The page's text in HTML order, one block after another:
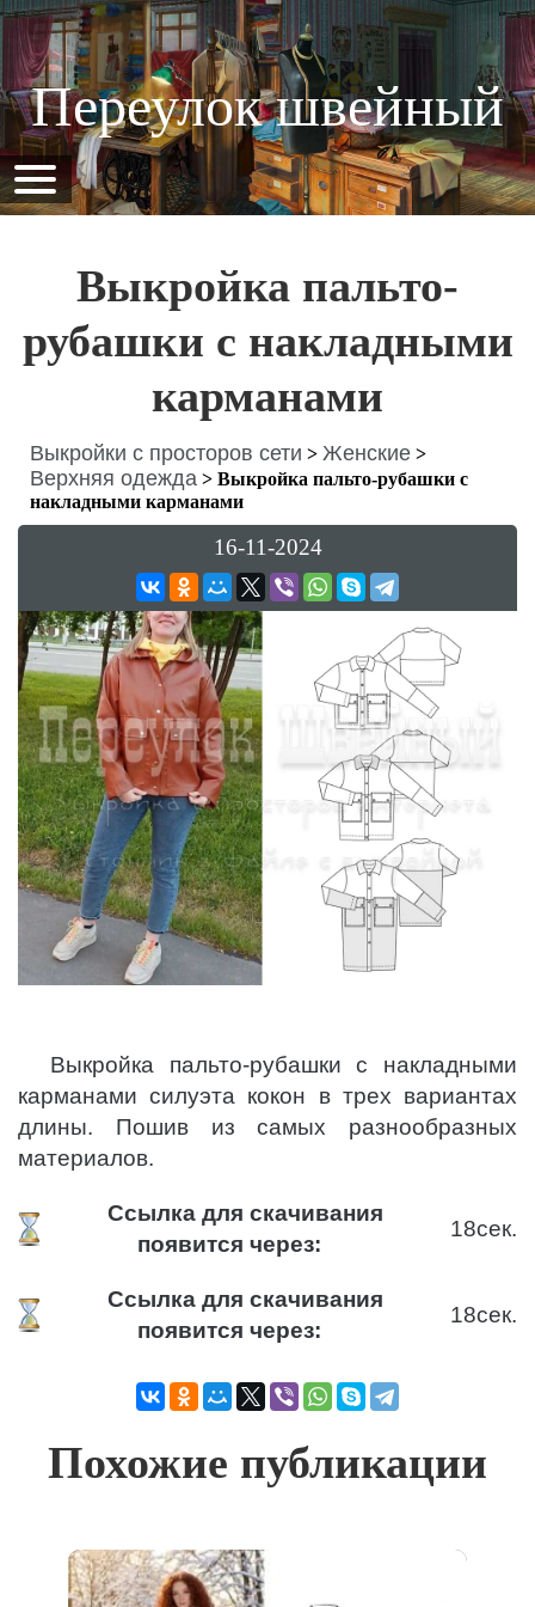
Переулок швейный
Выкройка пальто-
рубашки с накладными
карманами
Выкройки с просторов сети > Женские >
Верхняя одежда > Выкройка пальто-рубашки с
накладными карманами
16-11-2024
Выкройка пальто-рубашки с накладными
карманами силуэта кокон в трех вариантах
длины. Пошив из самых разнообразных
материалов.
Ссылка для скачивания
появится через:
17сек.
Ссылка для скачивания
появится через:
17сек.
Похожие публикации